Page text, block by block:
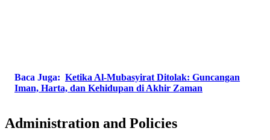
Baca Juga: Ketika Al-Mubasyirat Ditolak: Guncangan
Iman, Harta, dan Kehidupan di Akhir Zaman
Administration and Policies